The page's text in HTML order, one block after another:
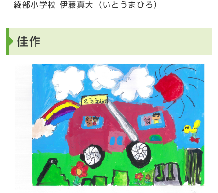
綾部小学校 伊藤真大（いとうまひろ）
佳作